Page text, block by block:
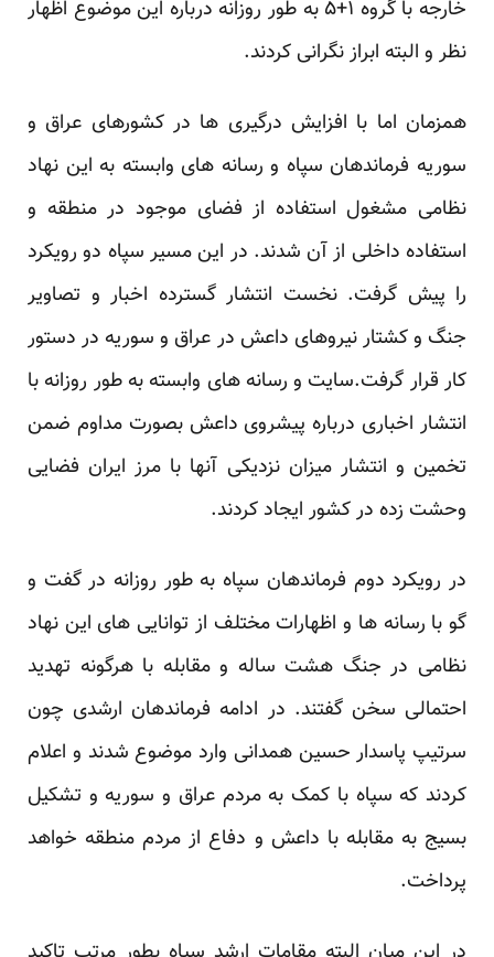
خارجه با گروه ۱+۵ به طور روزانه درباره این موضوع اظهار
نظر و البته ابراز نگرانی کردند.
همزمان اما با افزایش درگیری ها در کشورهای عراق و
سوریه فرماندهان سپاه و رسانه های وابسته به این نهاد
نظامی مشغول استفاده از فضای موجود در منطقه و
استفاده داخلی از آن شدند. در این مسیر سپاه دو رویکرد
را پیش گرفت. نخست انتشار گسترده اخبار و تصاویر
جنگ و کشتار نیروهای داعش در عراق و سوریه در دستور
کار قرار گرفت.سایت و رسانه های وابسته به طور روزانه با
انتشار اخباری درباره پیشروی داعش بصورت مداوم ضمن
تخمین و انتشار میزان نزدیکی آنها با مرز ایران فضایی
وحشت زده در کشور ایجاد کردند.
در رویکرد دوم فرماندهان سپاه به طور روزانه در گفت و
گو با رسانه ها و اظهارات مختلف از توانایی های این نهاد
نظامی در جنگ هشت ساله و مقابله با هرگونه تهدید
احتمالی سخن گفتند. در ادامه فرماندهان ارشدی چون
سرتیپ پاسدار حسین همدانی وارد موضوع شدند و اعلام
کردند که سپاه با کمک به مردم عراق و سوریه و تشکیل
بسیج به مقابله با داعش و دفاع از مردم منطقه خواهد
پرداخت.